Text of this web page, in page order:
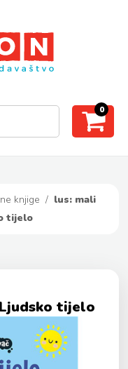
0
knjige / lus: mali
tijelo
tijelo